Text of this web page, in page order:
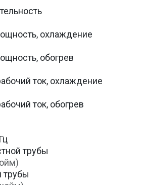
охлаждение
обогрев
ток, охлаждение
ток, обогрев
трубы
трубы